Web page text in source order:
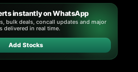
instantly on WhatsApp
bulk deals, concall updates and major
delivered in real time.
Add Stocks